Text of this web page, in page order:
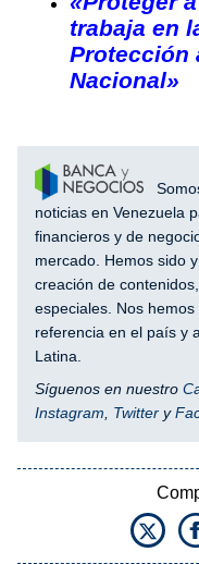
trabaja en
Protección
Nacional»
noticias en Venezuela
financieros y de
mercado. Hemos sido
creación de
especiales. Nos
referencia en el país y
Latina.
Síguenos en nuestro
Instagram
Twitter y